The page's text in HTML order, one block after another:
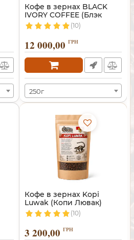
Кофе в зернах BLACK
IVORY COFFEE (Блэк
Айвори)
(10)
12 000,00 ГРН
250г
Кофе в зернах Kopi
Luwak (Копи Лювак)
(10)
3 200,00 ГРН